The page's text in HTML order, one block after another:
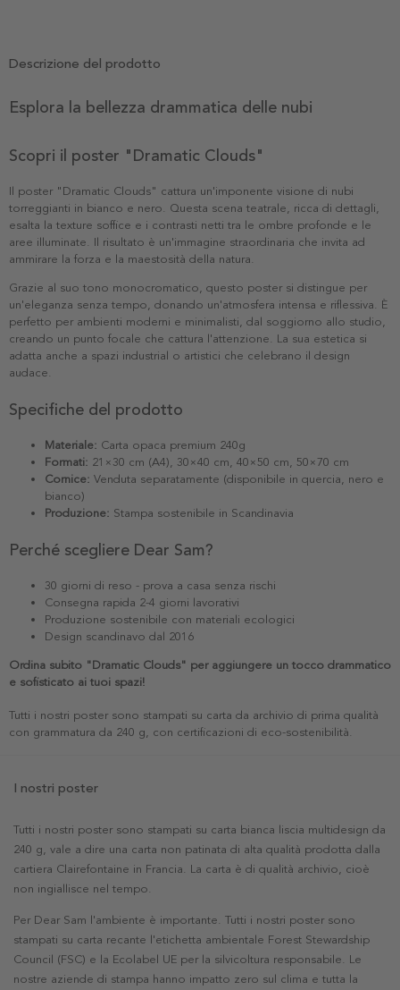
Descrizione del prodotto
Esplora la bellezza drammatica delle nubi
Scopri il poster "Dramatic Clouds"
Il poster "Dramatic Clouds" cattura un'imponente visione di nubi
torreggianti in bianco e nero. Questa scena teatrale, ricca di dettagli,
esalta la texture soffice e i contrasti netti tra le ombre profonde e le
aree illuminate. Il risultato è un'immagine straordinaria che invita ad
ammirare la forza e la maestosità della natura.
Grazie al suo tono monocromatico, questo poster si distingue per
un'eleganza senza tempo, donando un'atmosfera intensa e riflessiva. È
perfetto per ambienti moderni e minimalisti, dal soggiorno allo studio,
creando un punto focale che cattura l'attenzione. La sua estetica si
adatta anche a spazi industrial o artistici che celebrano il design
audace.
Specifiche del prodotto
Materiale: Carta opaca premium 240g
Formati: 21×30 cm (A4), 30×40 cm, 40×50 cm, 50×70 cm
Cornice: Venduta separatamente (disponibile in quercia, nero e
bianco)
Produzione: Stampa sostenibile in Scandinavia
Perché scegliere Dear Sam?
30 giorni di reso - prova a casa senza rischi
Consegna rapida 2-4 giorni lavorativi
Produzione sostenibile con materiali ecologici
Design scandinavo dal 2016
Ordina subito "Dramatic Clouds" per aggiungere un tocco drammatico
e sofisticato ai tuoi spazi!
Tutti i nostri poster sono stampati su carta da archivio di prima qualità
con grammatura da 240 g, con certificazioni di eco-sostenibilità.
I nostri poster
Tutti i nostri poster sono stampati su carta bianca liscia multidesign da
240 g, vale a dire una carta non patinata di alta qualità prodotta dalla
cartiera Clairefontaine in Francia. La carta è di qualità archivio, cioè
non ingiallisce nel tempo.
Per Dear Sam l'ambiente è importante. Tutti i nostri poster sono
stampati su carta recante l'etichetta ambientale Forest Stewardship
Council (FSC) e la Ecolabel UE per la silvicoltura responsabile. Le
nostre aziende di stampa hanno impatto zero sul clima e tutta la